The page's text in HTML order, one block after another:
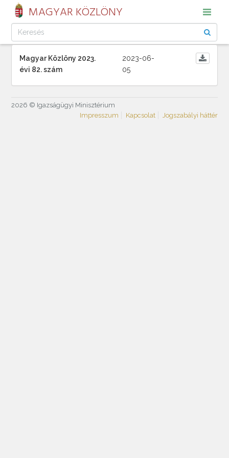
MAGYAR KÖZLÖNY
Magyar Közlöny 2023.
évi 82. szám
2023-06-
05
2026 © Igazságügyi Minisztérium
Impresszum
Kapcsolat Jogszabályi háttér